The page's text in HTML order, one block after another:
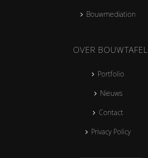
Bouwmediation
OVER BOUWTAFEL
Portfolio
Nieuws
Contact
Privacy Policy